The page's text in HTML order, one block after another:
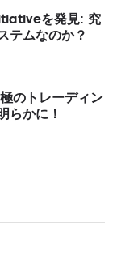
を発見: 究
テムなのか？
のトレーディン
らかに！